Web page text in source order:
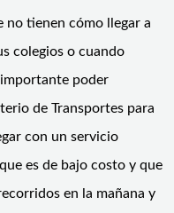
no tienen cómo llegar a
colegios o cuando
poder
de Transportes para
con un servicio
es de bajo costo y que
en la mañana y